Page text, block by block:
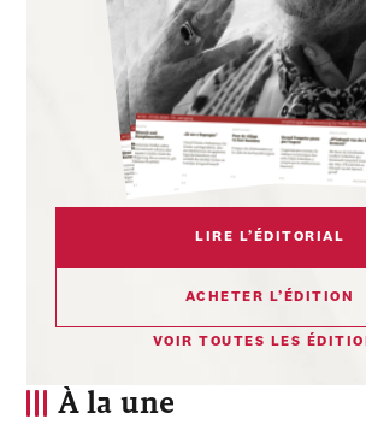
À la une
LIRE L’ÉDITORIAL
ACHETER L’ÉDITION
VOIR TOUTES LES